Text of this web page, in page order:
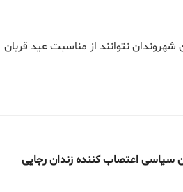
نتوانند از مناسبت عید قربان
سیاسی اعتصاب کننده زندان رجایی